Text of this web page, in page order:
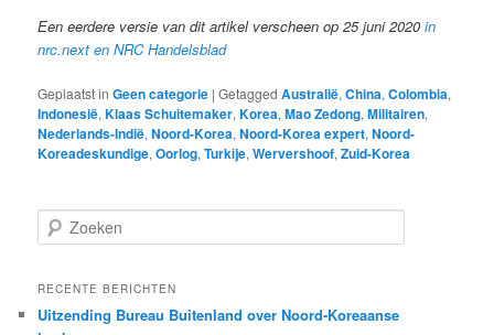
Een eerdere versie van dit artikel verscheen op 25 juni 2020in
nrc.next en NRC Handelsblad
Geplaatst in Geen categorie |Getagged Australië,China,Colombia,
Indonesië,Klaas Schuitemaker,Korea,Mao Zedong,Militairen,
Nederlands-Indië,Noord-Korea,Noord-Korea expert,Noord-
Koreadeskundige,Oorlog,Turkije,Wervershoof,Zuid-Korea
o
k
n
RECENTE BERICHTEN
Uitzending Bureau Buitenland over Noord-Koreaanse